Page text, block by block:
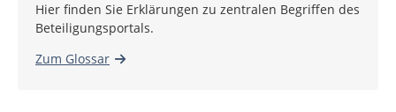
Hier finden Sie Erklärungen zu zentralen Begriffen des
Beteiligungsportals.
Zum Glossar